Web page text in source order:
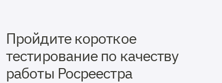
Пройдите короткое
тестирование по качеству
работы Росреестра